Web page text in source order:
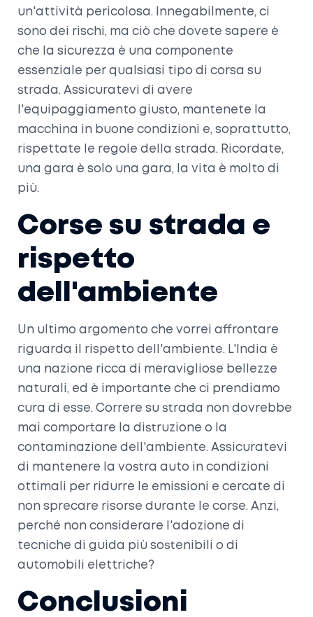
un'attività pericolosa. Innegabilmente, ci
sono dei rischi, ma ciò che dovete sapere è
che la sicurezza è una componente
essenziale per qualsiasi tipo di corsa su
strada. Assicuratevi di avere
l'equipaggiamento giusto, mantenete la
macchina in buone condizioni e, soprattutto,
rispettate le regole della strada. Ricordate,
una gara è solo una gara, la vita è molto di
più.
Corse su strada e
rispetto
dell'ambiente
Un ultimo argomento che vorrei affrontare
riguarda il rispetto dell'ambiente. L'India è
una nazione ricca di meravigliose bellezze
naturali, ed è importante che ci prendiamo
cura di esse. Correre su strada non dovrebbe
mai comportare la distruzione o la
contaminazione dell'ambiente. Assicuratevi
di mantenere la vostra auto in condizioni
ottimali per ridurre le emissioni e cercate di
non sprecare risorse durante le corse. Anzi,
perché non considerare l'adozione di
tecniche di guida più sostenibili o di
automobili elettriche?
Conclusioni